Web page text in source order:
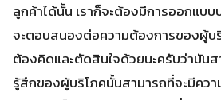
ลูกค้าได้นั้น เราก็จะต้องมีการออกแบ
จะตอบสนองต่อความต้องการของผู้บริ
ต้องคิดและตัดสินใจด้วยนะครับว่ามันส
รู้สึกของผู้บริโภคนั้นสามารถที่จะมีคว